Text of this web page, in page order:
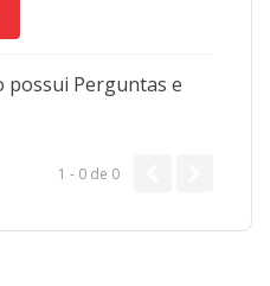
possui Perguntas e
1 - 0 de 0